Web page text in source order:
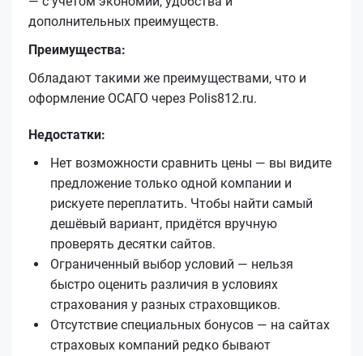
дополнительных преимуществ.
Преимущества:
Обладают такими же преимуществами, что и
оформление ОСАГО через Polis812.ru.
Недостатки:
Нет возможности сравнить цены — вы видите
предложение только одной компании и
рискуете переплатить. Чтобы найти самый
дешёвый вариант, придётся вручную
проверять десятки сайтов.
Ограниченный выбор условий — нельзя
быстро оценить различия в условиях
страхования у разных страховщиков.
Отсутствие специальных бонусов — на сайтах
страховых компаний редко бывают